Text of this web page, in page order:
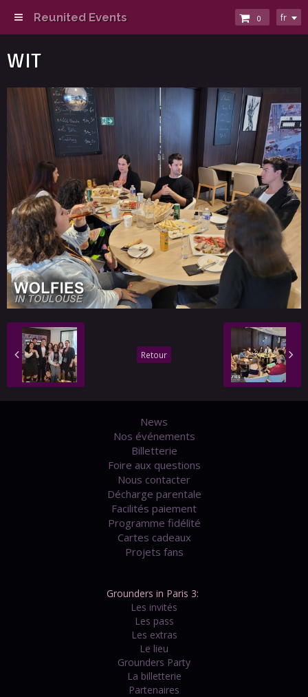
Reunited Events 0 fr
WIT
Retour
News
Nos événements
Billetterie
Foire aux questions
Nous contacter
Décharge parentale
Facilités paiement
Programme fidélité
Cartes cadeaux
Projets fans
Grounders in Paris 3:
Les invités
Les pass
Les extras
Le lieu
Grounders Party
La billetterie
Partenaires